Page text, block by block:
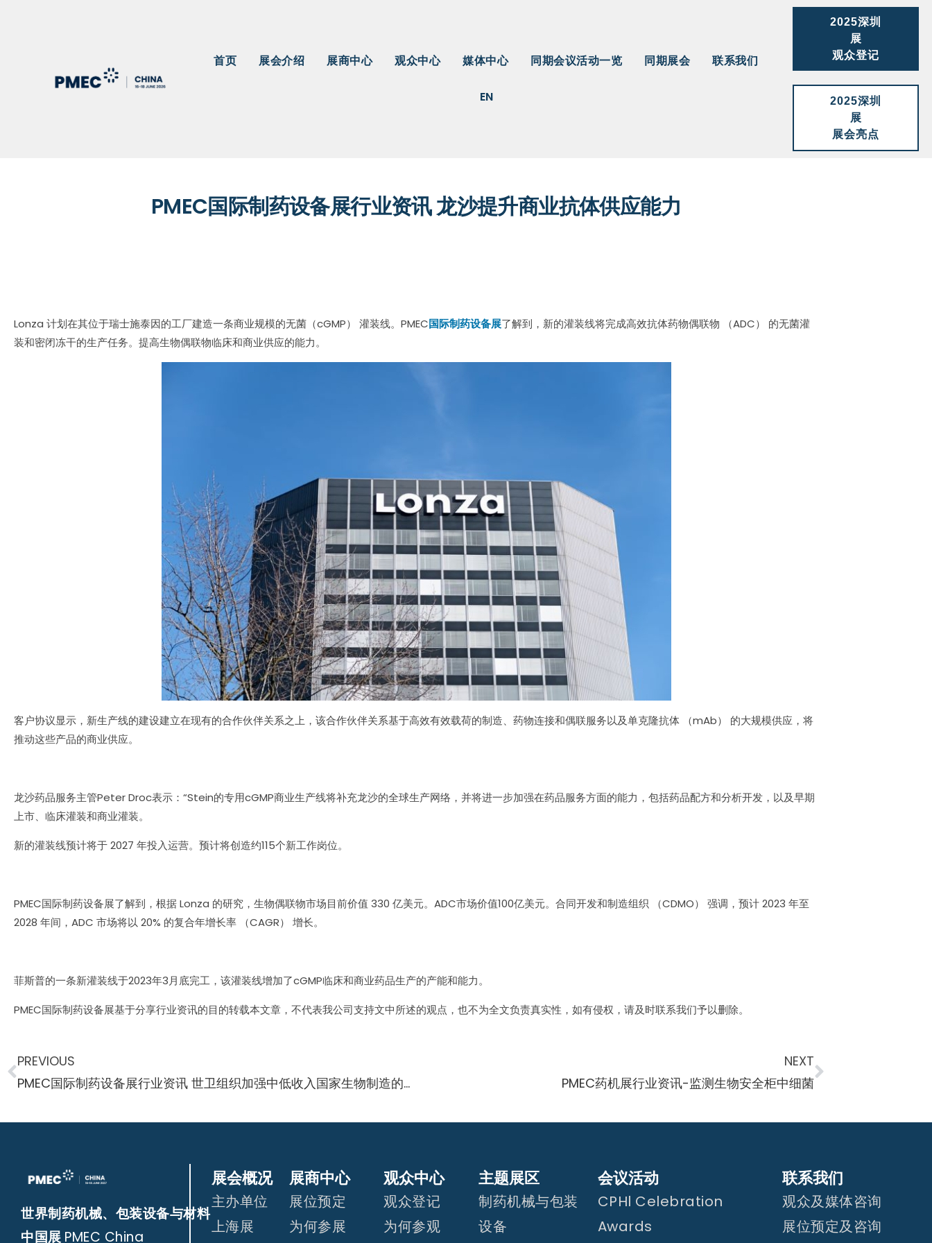
首页 展会介绍 展商中心 观众中心 媒体中心 同期会议活动一览 同期展会 联系我们
EN
2025深圳
展
观众登记
2025深圳
展
展会亮点
PMEC国际制药设备展行业资讯 龙沙提升商业抗体供应能力
Lonza 计划在其位于瑞士施泰因的工厂建造一条商业规模的无菌（cGMP） 灌装线。PMEC国际制药设备展了解到，新的灌装线将完成高效抗体药物偶联物 （ADC） 的无菌灌
装和密闭冻干的生产任务。提高生物偶联物临床和商业供应的能力。
客户协议显示，新生产线的建设建立在现有的合作伙伴关系之上，该合作伙伴关系基于高效有效载荷的制造、药物连接和偶联服务以及单克隆抗体 （mAb） 的大规模供应，将
推动这些产品的商业供应。
龙沙药品服务主管Peter Droc表示：“Stein的专用cGMP商业生产线将补充龙沙的全球生产网络，并将进一步加强在药品服务方面的能力，包括药品配方和分析开发，以及早期
上市、临床灌装和商业灌装。
新的灌装线预计将于 2027 年投入运营。预计将创造约115个新工作岗位。
PMEC国际制药设备展了解到，根据 Lonza 的研究，生物偶联物市场目前价值 330 亿美元。ADC市场价值100亿美元。合同开发和制造组织 （CDMO） 强调，预计 2023 年至
2028 年间，ADC 市场将以 20% 的复合年增长率 （CAGR） 增长。
菲斯普的一条新灌装线于2023年3月底完工，该灌装线增加了cGMP临床和商业药品生产的产能和能力。
PMEC国际制药设备展基于分享行业资讯的目的转载本文章，不代表我公司支持文中所述的观点，也不为全文负责真实性，如有侵权，请及时联系我们予以删除。
PREVIOUS
PMEC国际制药设备展行业资讯 世卫组织加强中低收入国家生物制造的倡议
NEXT
PMEC药机展行业资讯-监测生物安全柜中细菌
世界制药机械、包装设备与材料
中国展 PMEC China
展会概况
主办单位
上海展
展商中心
展位预定
为何参展
观众中心
观众登记
为何参观
主题展区
制药机械与包装
设备
会议活动
CPHl Celebration
Awards
联系我们
观众及媒体咨询
展位预定及咨询